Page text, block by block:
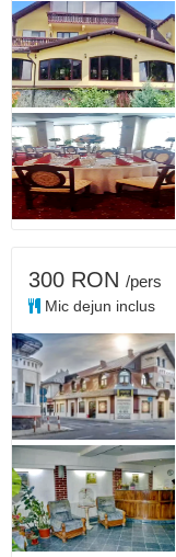
300 RON /pers
Mic dejun inclus